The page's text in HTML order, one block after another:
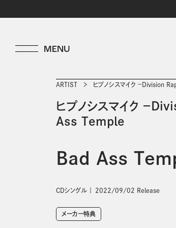
ARTIST ヒプノシスマイク －Division
ヒプノシスマイク －
Ass Temple
Bad Ass
CDシングル 2022/09/02 Release
メーカー特典